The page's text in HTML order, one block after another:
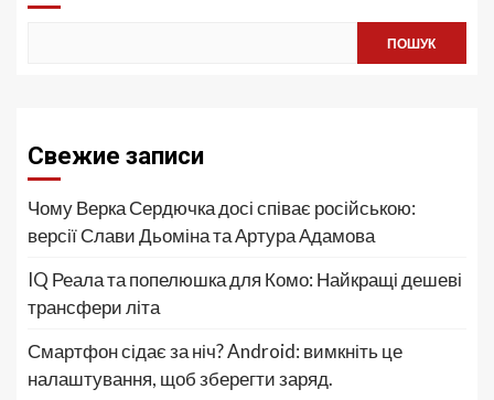
ПОШУК
Свежие записи
Чому Верка Сердючка досі співає російською:
версії Слави Дьоміна та Артура Адамова
IQ Реала та попелюшка для Комо: Найкращі дешеві
трансфери літа
Смартфон сідає за ніч? Android: вимкніть це
налаштування, щоб зберегти заряд.